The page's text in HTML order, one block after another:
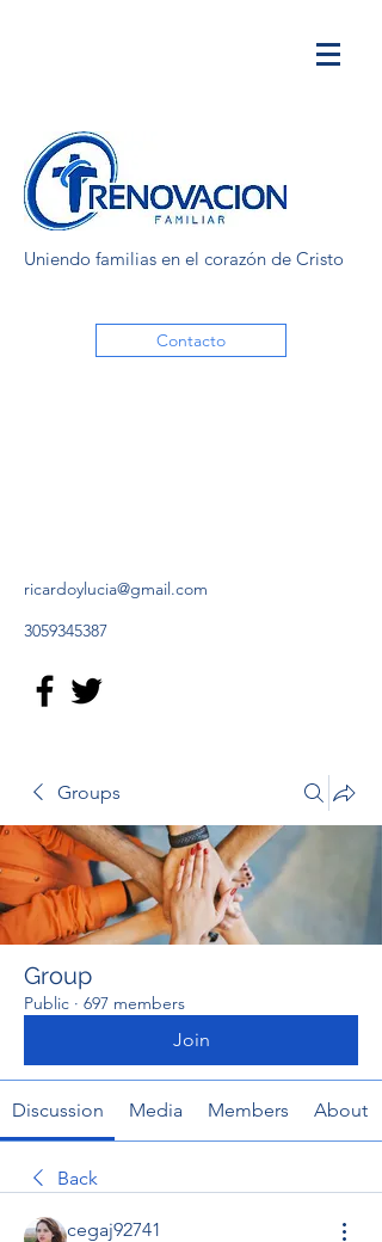
Uniendo familias en el corazón de Cristo
Contacto
ricardoylucia@gmail.com
3059345387
Groups
Group
Public · 697 members
Join
Discussion Media Members About
Back
cegaj92741